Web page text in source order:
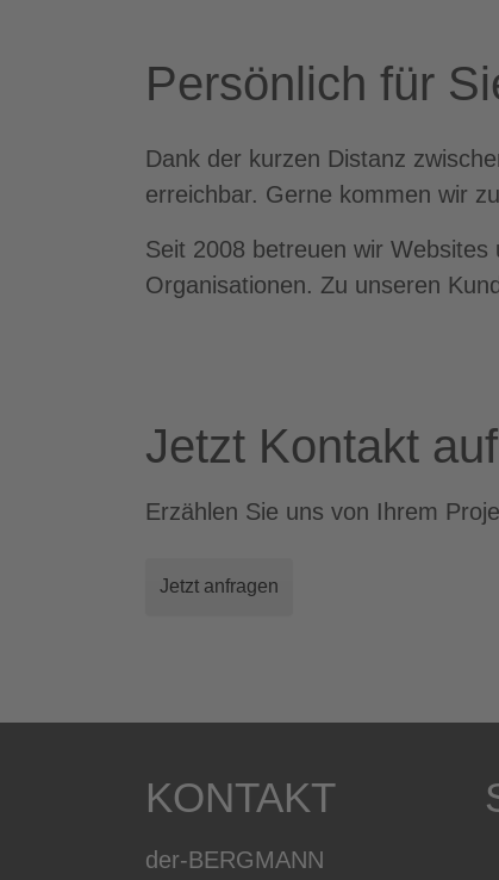
Persönlich für
Dank der kurzen Distanz
erreichbar. Gerne kommen wir
Seit 2008 betreuen wir
Organisationen. Zu unseren
Jetzt Kontakt
Erzählen Sie uns von Ihrem
Jetzt anfragen
KONTAKT
der-BERGMANN